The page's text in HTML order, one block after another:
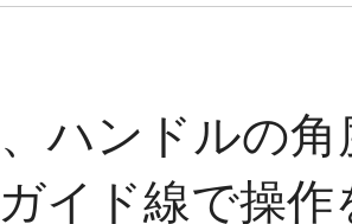
ハンドルの
イド線で操作